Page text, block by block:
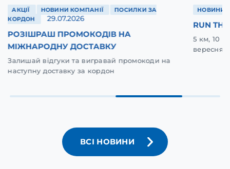
АКЦІЇ НОВИНИ КОМПАНІЇ
ПОСИЛКИ ЗА
КОРДОН
29.07.2026
РОЗІШРАШ ПРОМОКОДІВ НА
МІЖНАРОДНУ ДОСТАВКУ
Залишай відгуки та вигравай промокоди на
наступну доставку за кордон
НОВИНИ
RUN
5 км, 10
вересня
ВСІ НОВИНИ